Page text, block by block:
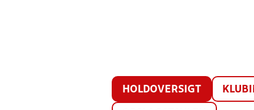
HOLDOVERSIGT